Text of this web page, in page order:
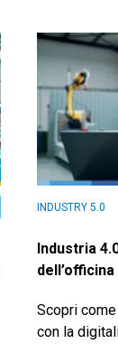
INDUSTRY 5.0
Industria
Scopri
con la